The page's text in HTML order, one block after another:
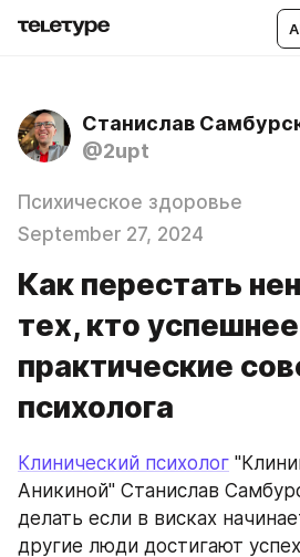
@2upt
Психическое здоровье
September 27, 2024
Как перестать
тех, кто
практические
психолога
Клинический психолог
Аникиной" Станислав
делать если в висках
другие люди достигают